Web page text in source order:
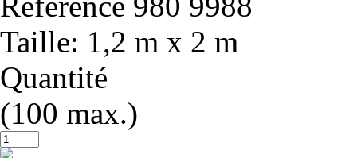
Taille: 1,2 m x 2 m
Quantité
(100 max.)